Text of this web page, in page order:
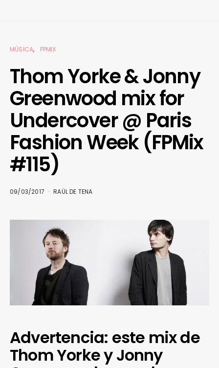
MÚSICA FPMIX
Thom Yorke & Jonny
Greenwood mix for
Undercover @ Paris
Fashion Week (FPMix
#115)
09/03/2017 RAÜL DE TENA
Advertencia: este mix de
Thom Yorke y Jonny